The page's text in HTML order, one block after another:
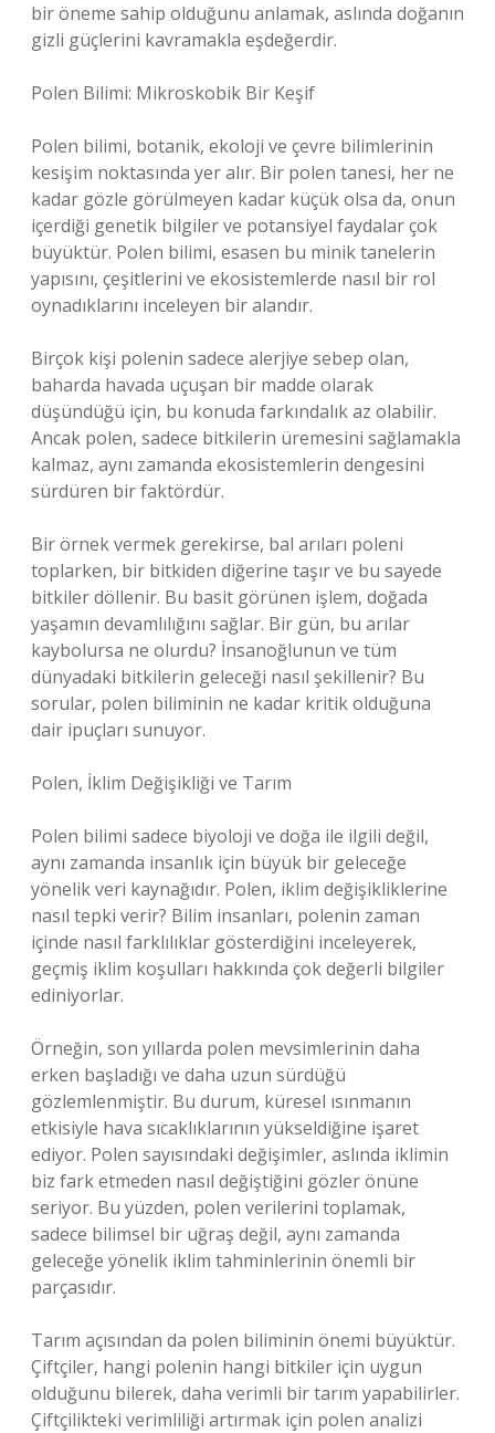
bir öneme sahip olduğunu anlamak, aslında doğanın
gizli güçlerini kavramakla eşdeğerdir.
Polen Bilimi: Mikroskobik Bir Keşif
Polen bilimi, botanik, ekoloji ve çevre bilimlerinin
kesişim noktasında yer alır. Bir polen tanesi, her ne
kadar gözle görülmeyen kadar küçük olsa da, onun
içerdiği genetik bilgiler ve potansiyel faydalar çok
büyüktür. Polen bilimi, esasen bu minik tanelerin
yapısını, çeşitlerini ve ekosistemlerde nasıl bir rol
oynadıklarını inceleyen bir alandır.
Birçok kişi polenin sadece alerjiye sebep olan,
baharda havada uçuşan bir madde olarak
düşündüğü için, bu konuda farkındalık az olabilir.
Ancak polen, sadece bitkilerin üremesini sağlamakla
kalmaz, aynı zamanda ekosistemlerin dengesini
sürdüren bir faktördür.
Bir örnek vermek gerekirse, bal arıları poleni
toplarken, bir bitkiden diğerine taşır ve bu sayede
bitkiler döllenir. Bu basit görünen işlem, doğada
yaşamın devamlılığını sağlar. Bir gün, bu arılar
kaybolursa ne olurdu? İnsanoğlunun ve tüm
dünyadaki bitkilerin geleceği nasıl şekillenir? Bu
sorular, polen biliminin ne kadar kritik olduğuna
dair ipuçları sunuyor.
Polen, İklim Değişikliği ve Tarım
Polen bilimi sadece biyoloji ve doğa ile ilgili değil,
aynı zamanda insanlık için büyük bir geleceğe
yönelik veri kaynağıdır. Polen, iklim değişikliklerine
nasıl tepki verir? Bilim insanları, polenin zaman
içinde nasıl farklılıklar gösterdiğini inceleyerek,
geçmiş iklim koşulları hakkında çok değerli bilgiler
ediniyorlar.
Örneğin, son yıllarda polen mevsimlerinin daha
erken başladığı ve daha uzun sürdüğü
gözlemlenmiştir. Bu durum, küresel ısınmanın
etkisiyle hava sıcaklıklarının yükseldiğine işaret
ediyor. Polen sayısındaki değişimler, aslında iklimin
biz fark etmeden nasıl değiştiğini gözler önüne
seriyor. Bu yüzden, polen verilerini toplamak,
sadece bilimsel bir uğraş değil, aynı zamanda
geleceğe yönelik iklim tahminlerinin önemli bir
parçasıdır.
Tarım açısından da polen biliminin önemi büyüktür.
Çiftçiler, hangi polenin hangi bitkiler için uygun
olduğunu bilerek, daha verimli bir tarım yapabilirler.
Çiftçilikteki verimliliği artırmak için polen analizi